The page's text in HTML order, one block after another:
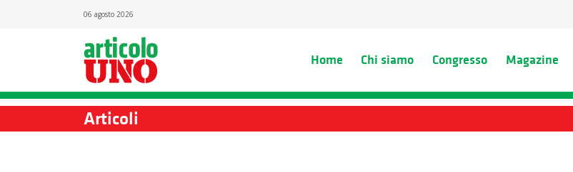
06 agosto 2026
Home Chi siamo Congresso Magazine
Articoli